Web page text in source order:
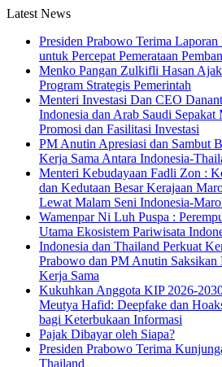
Latest News
Presiden Prabowo Terima
untuk Percepat Pemerataan
Menko Pangan Zulkifli Hasan
Program Strategis Pemerintah
Menteri Investasi Dan CEO
Indonesia dan Arab Saudi Sepakat
Promosi dan Fasilitasi Investasi
PM Anutin Apresiasi dan Sambut
Kerja Sama Antara Indonesia-
Menteri Kebudayaan Fadli Zon :
dan Kedutaan Besar Kerajaan
Lewat Malam Seni Indonesia-
Wamenpar Ni Luh Puspa :
Utama Ekosistem Pariwisata
Indonesia dan Thailand Perkuat
Prabowo dan PM Anutin Saksikan
Kerja Sama
Kukuhkan Anggota KIP 2026-
Meutya Hafid: Deepfake dan
bagi Keterbukaan Informasi
Pajak Dibayar oleh Siapa?
Presiden Prabowo Terima
Thailand